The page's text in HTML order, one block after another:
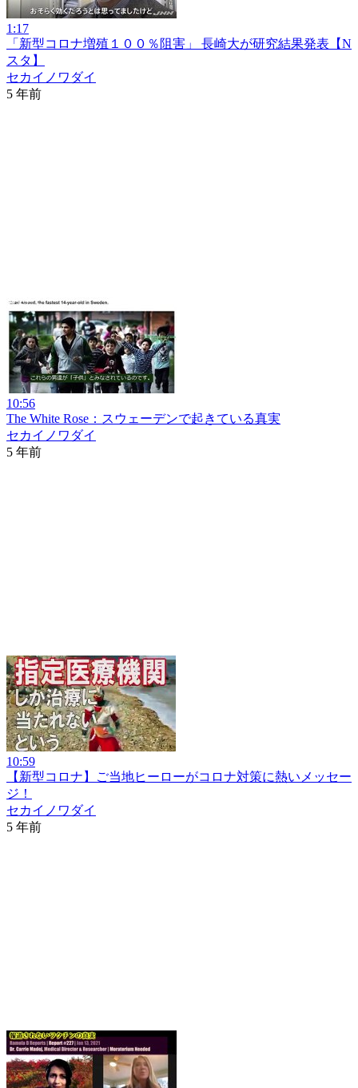
1:17
「新型コロナ増殖１００％阻害」 長崎大が研究結果発表【N
スタ】
セカイノワダイ
5 年前
10:56
The White Rose：スウェーデンで起きている真実
セカイノワダイ
5 年前
10:59
【新型コロナ】ご当地ヒーローがコロナ対策に熱いメッセー
ジ！
セカイノワダイ
5 年前